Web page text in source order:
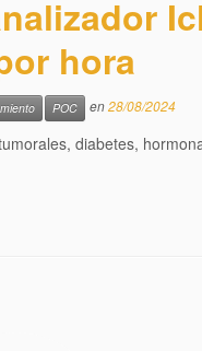
hora
POC en28/08/2024
diabetes,